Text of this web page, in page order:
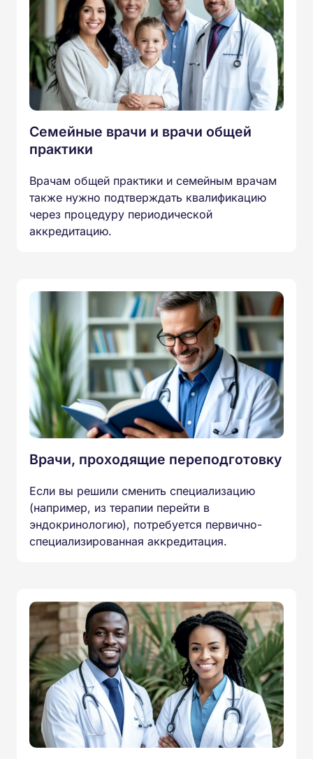
Семейные врачи и врачи общей
практики
Врачам общей практики и семейным врачам
также нужно подтверждать квалификацию
через процедуру периодической
аккредитацию.
Врачи, проходящие переподготовку
Если вы решили сменить специализацию
(например, из терапии перейти в
эндокринологию), потребуется первично-
специализированная аккредитация.